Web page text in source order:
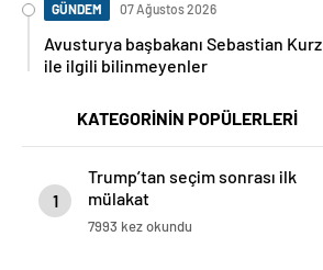
GÜNDEM 07 Ağustos 2026
Avusturya başbakanı Sebastian Kurz
ile ilgili bilinmeyenler
KATEGORİNİN POPÜLERLERİ
1
Trump’tan seçim sonrası ilk
mülakat
7993 kez okundu